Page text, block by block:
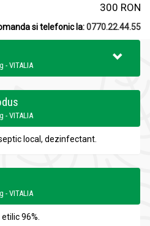
300 RON
si telefonic la:0770.22.44.55
- VITALIA
- VITALIA
local, dezinfectant.
- VITALIA
96%.